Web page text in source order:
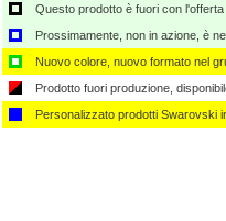
Questo prodotto è fuori con
Prossimamente, non in azione, è
Nuovo colore, nuovo formato nel
Prodotto fuori produzione,
Personalizzato ​​prodotti Swarovski